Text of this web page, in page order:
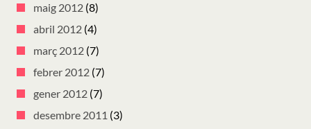
maig 2012 (8)
abril 2012 (4)
març 2012 (7)
febrer 2012 (7)
gener 2012 (7)
desembre 2011 (3)